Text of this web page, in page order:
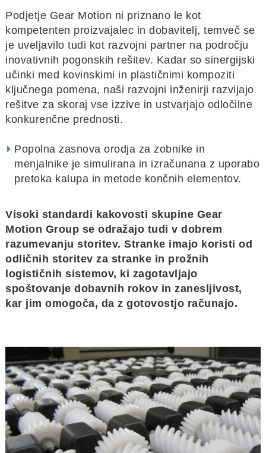
Podjetje Gear Motion ni priznano le kot
kompetenten proizvajalec in dobavitelj, temveč se
je uveljavilo tudi kot razvojni partner na področju
inovativnih pogonskih rešitev. Kadar so sinergijski
učinki med kovinskimi in plastičnimi kompoziti
ključnega pomena, naši razvojni inženirji razvijajo
rešitve za skoraj vse izzive in ustvarjajo odločilne
konkurenčne prednosti.
Popolna zasnova orodja za zobnike in
menjalnike je simulirana in izračunana z uporabo
pretoka kalupa in metode končnih elementov.
Visoki standardi kakovosti skupine Gear
Motion Group se odražajo tudi v dobrem
razumevanju storitev. Stranke imajo koristi od
odličnih storitev za stranke in prožnih
logističnih sistemov, ki zagotavljajo
spoštovanje dobavnih rokov in zanesljivost,
kar jim omogoča, da z gotovostjo računajo.